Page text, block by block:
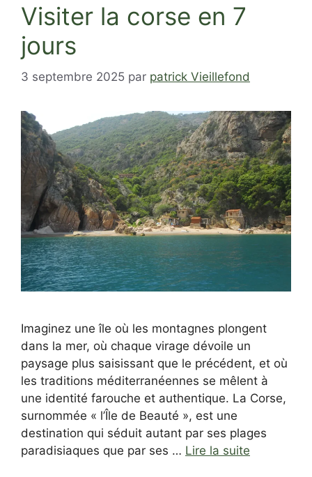
Visiter la corse en 7
jours
3 septembre 2025 par patrick Vieillefond
Imaginez une île où les montagnes plongent
dans la mer, où chaque virage dévoile un
paysage plus saisissant que le précédent, et où
les traditions méditerranéennes se mêlent à
une identité farouche et authentique. La Corse,
surnommée « l’Île de Beauté », est une
destination qui séduit autant par ses plages
paradisiaques que par ses … Lire la suite